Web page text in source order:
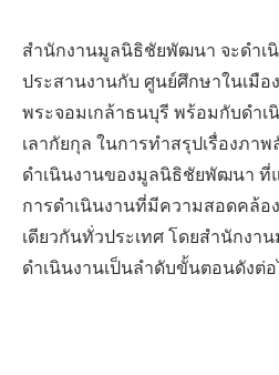
สำนักงานมูลนิธิชัยพัฒนา จะดำเ
ประสานงานกับ ศูนย์ศึกษาในเมือ
พระจอมเกล้าธนบุรี พร้อมกับดำเ
เลากัยกุล ในการทำสรุปเรื่องภา
ดำเนินงานของมูลนิธิชัยพัฒนา ที่
การดำเนินงานที่มีความสอดคล้อ
เดียวกันทั่วประเทศ โดยสำนักงา
ดำเนินงานเป็นลำดับขั้นตอนดังต่